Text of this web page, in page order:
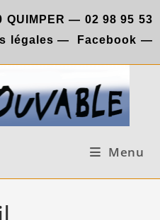
QUIMPER — 02 98 95 53
légales — Facebook —
Menu